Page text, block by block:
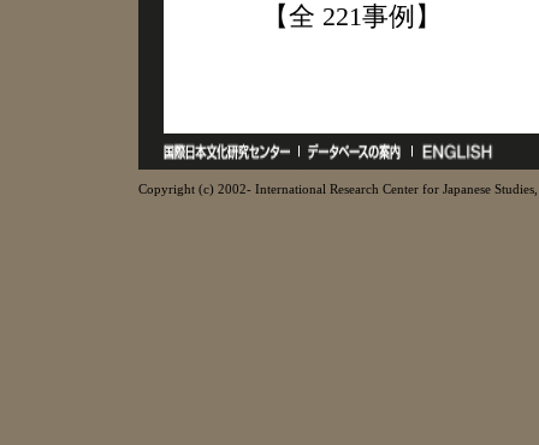
【全 221事例】
Copyright (c) 2002- International Research Center for Japanese